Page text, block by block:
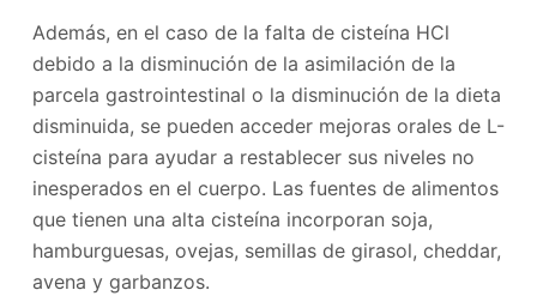
Además, en el caso de la falta de cisteína HCl
debido a la disminución de la asimilación de la
parcela gastrointestinal o la disminución de la dieta
disminuida, se pueden acceder mejoras orales de L-
cisteína para ayudar a restablecer sus niveles no
inesperados en el cuerpo. Las fuentes de alimentos
que tienen una alta cisteína incorporan soja,
hamburguesas, ovejas, semillas de girasol, cheddar,
avena y garbanzos.